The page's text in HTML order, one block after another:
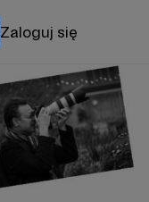
Zaloguj się